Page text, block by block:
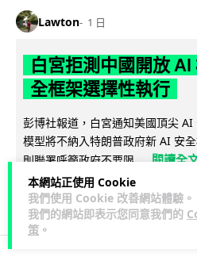
本網站正使用 Cookie
我們使用 Cookie 改善網站體驗。
我們的網站即表示您同意我們的
策 。
Lawton 1 日
白宮拒測中國開放
全框架選擇性執行
彭博社報道，白宮通知美國頂尖
模型將不納入特朗普政府新 AI 安
則聯署呼籲政府不要限... 閱讀全
44 21 ↗ 分享